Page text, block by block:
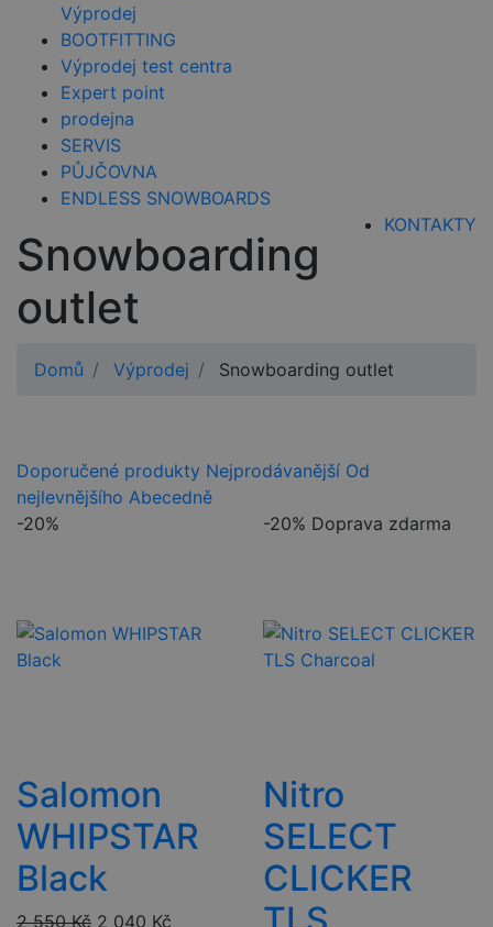
Výprodej
BOOTFITTING
Výprodej test centra
Expert point
prodejna
SERVIS
PŮJČOVNA
ENDLESS SNOWBOARDS
KONTAKTY
Snowboarding
outlet
Domů Výprodej Snowboarding outlet
Doporučené produkty Nejprodávanější Od
nejlevnějšího Abecedně
-20%
Salomon
WHIPSTAR
Black
2 550Kč 2 040 Kč
-20% Doprava zdarma
Nitro
SELECT
CLICKER